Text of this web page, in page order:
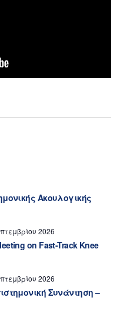
Ακουλογικής
2026
on Fast-Track Knee
2026
Συνάντηση –